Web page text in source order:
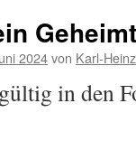
2024von Karl-
in den